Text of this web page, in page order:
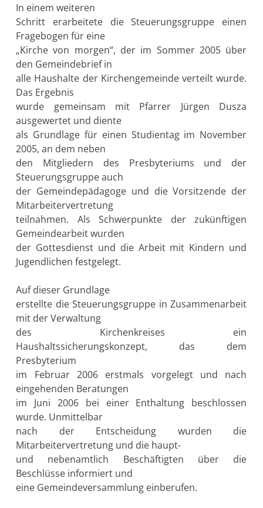
In einem weiteren
Schritt erarbeitete die Steuerungsgruppe einen
Fragebogen für eine
„Kirche von morgen“, der im Sommer 2005 über
den Gemeindebrief in
alle Haushalte der Kirchengemeinde verteilt wurde.
Das Ergebnis
wurde gemeinsam mit Pfarrer Jürgen Dusza
ausgewertet und diente
als Grundlage für einen Studientag im November
2005, an dem neben
den Mitgliedern des Presbyteriums und der
Steuerungsgruppe auch
der Gemeindepädagoge und die Vorsitzende der
Mitarbeitervertretung
teilnahmen. Als Schwerpunkte der zukünftigen
Gemeindearbeit wurden
der Gottesdienst und die Arbeit mit Kindern und
Jugendlichen festgelegt.
Auf dieser Grundlage
erstellte die Steuerungsgruppe in Zusammenarbeit
mit der Verwaltung
des Kirchenkreises ein
Haushaltssicherungskonzept, das dem
Presbyterium
im Februar 2006 erstmals vorgelegt und nach
eingehenden Beratungen
im Juni 2006 bei einer Enthaltung beschlossen
wurde. Unmittelbar
nach der Entscheidung wurden die
Mitarbeitervertretung und die haupt-
und nebenamtlich Beschäftigten über die
Beschlüsse informiert und
eine Gemeindeversammlung einberufen.